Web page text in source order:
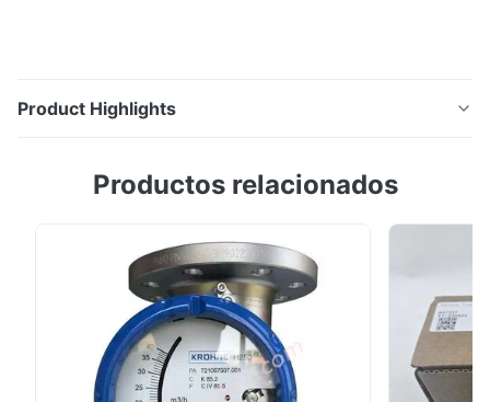
Product Highlights
YT-520 cambia la dirección de la velocidad de flujo
una baja presión de aire.
Productos relacionados